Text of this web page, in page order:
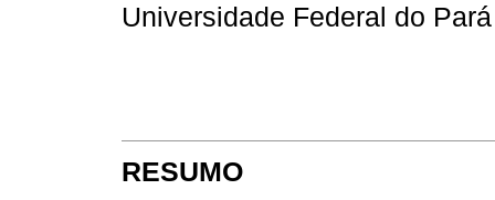
Universidade Federal do Pará
RESUMO